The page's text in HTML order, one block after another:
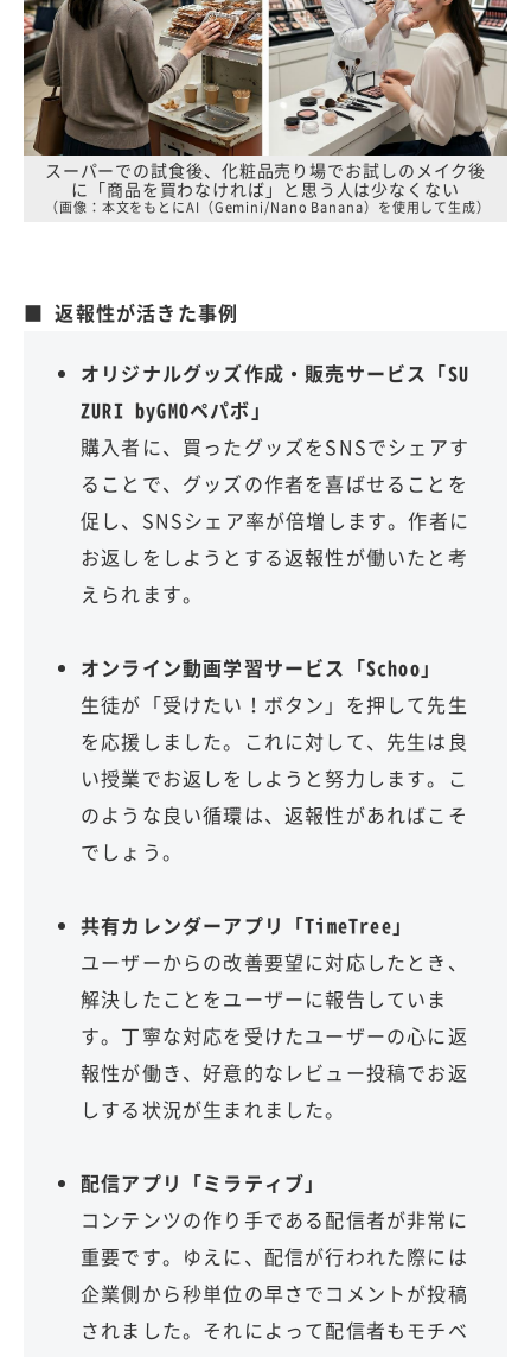
スーパーでの試食後、化粧品売り場でお試しのメイク後
に「商品を買わなければ」と思う人は少なくない
（画像：本文をもとにAI（Gemini/Nano Banana）を使用して生成）
■ 返報性が活きた事例
オリジナルグッズ作成・販売サービス「SU
ZURI byGMOペパボ」
購入者に、買ったグッズをSNSでシェアす
ることで、グッズの作者を喜ばせることを
促し、SNSシェア率が倍増します。作者に
お返しをしようとする返報性が働いたと考
えられます。
オンライン動画学習サービス「Schoo」
生徒が「受けたい！ボタン」を押して先生
を応援しました。これに対して、先生は良
い授業でお返しをしようと努力します。こ
のような良い循環は、返報性があればこそ
でしょう。
共有カレンダーアプリ「TimeTree」
ユーザーからの改善要望に対応したとき、
解決したことをユーザーに報告していま
す。丁寧な対応を受けたユーザーの心に返
報性が働き、好意的なレビュー投稿でお返
しする状況が生まれました。
配信アプリ「ミラティブ」
コンテンツの作り手である配信者が非常に
重要です。ゆえに、配信が行われた際には
企業側から秒単位の早さでコメントが投稿
されました。それによって配信者もモチベ